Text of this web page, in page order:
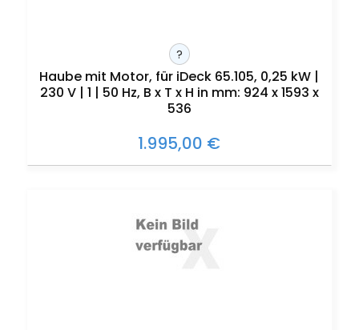
?
Haube mit Motor, für iDeck 65.105, 0,25 kW |
230 V | 1 | 50 Hz, B x T x H in mm: 924 x 1593 x
536
1.995,00 €